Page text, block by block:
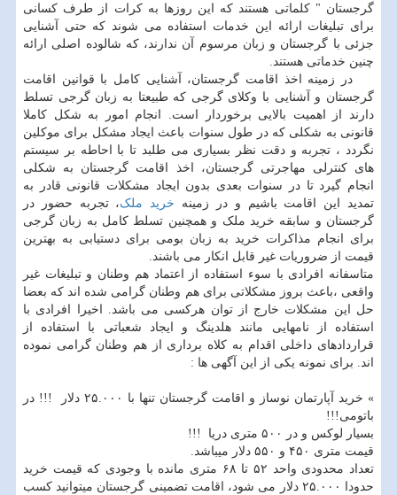
گرجستان " کلماتی هستند که این روزها به کرات از طرف کسانی
برای تبلیغات ارائه این خدمات استفاده می شوند که حتی آشنایی
جزئی با گرجستان و زبان مرسوم آن ندارند، که شالوده اصلی ارائه
چنین خدماتی هستند.
در زمینه اخذ اقامت گرجستان، آشنایی کامل با قوانین اقامت
گرجستان و آشنایی با وکلای گرجی که طبیعتا به زبان گرجی تسلط
دارند از اهمیت بالایی برخوردار است. انجام امور به شکل کاملا
قانونی به شکلی که در طول سنوات باعث ایجاد مشکل برای موکلین
نگردد ، تجربه و دقت نظر بسیاری می طلبد تا با احاطه بر سیستم
های کنترلی مهاجرتی گرجستان، اخذ اقامت گرجستان به شکلی
انجام گیرد تا در سنوات بعدی بدون ایجاد مشکلات قانونی قادر به
تمدید این اقامت باشیم و در زمینه خرید ملک، تجربه حضور در
گرجستان و سابقه خرید ملک و همچنین تسلط کامل به زبان گرجی
برای انجام مذاکرات خرید به زبان بومی برای دستیابی به بهترین
قیمت از ضروریات غیر قابل انکار می باشند.
متاسفانه افرادی با سوء استفاده از اعتماد هم وطنان و تبلیغات غیر
واقعی ،باعث بروز مشکلاتی برای هم وطنان گرامی شده اند که بعضا
حل این مشکلات خارج از توان هرکسی می باشد. اخیرا افرادی با
استفاده از نامهایی مانند هلدینگ و ایجاد شعباتی با استفاده از
قراردادهای داخلی اقدام به کلاه برداری از هم وطنان گرامی نموده
اند. برای نمونه یکی از این آگهی ها :
» خرید آپارتمان نوساز و اقامت گرجستان تنها با ۲۵.۰۰۰ دلار !!! در
باتومی!!!
بسیار لوکس و در ۵۰۰ متری دریا !!!
قیمت متری ۴۵۰ و ۵۵۰ دلار میباشد.
تعداد محدودی واحد ۵۲ تا ۶۸ متری مانده با وجودی که قیمت خرید
حدودا ۲۵.۰۰۰ دلار می شود، اقامت تضمینی گرجستان میتوانید کسب